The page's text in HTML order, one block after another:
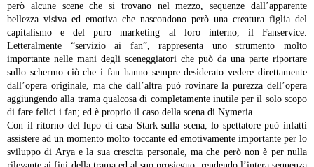
però alcune scene che si trovano nel mezzo, sequenze dall’apparente
bellezza visiva ed emotiva che nascondono però una creatura figlia del
capitalismo e del puro marketing al loro interno, il Fanservice.
Letteralmente “servizio ai fan”, rappresenta uno strumento molto
importante nelle mani degli sceneggiatori che può da una parte riportare
sullo schermo ciò che i fan hanno sempre desiderato vedere direttamente
dall’opera originale, ma che dall’altra può rovinare la purezza dell’opera
aggiungendo alla trama qualcosa di completamente inutile per il solo scopo
di fare felici i fan; ed è proprio il caso della scena di Nymeria.
Con il ritorno del lupo di casa Stark sulla scena, lo spettatore può infatti
assistere ad un momento molto toccante ed emotivamente importante per lo
sviluppo di Arya e la sua crescita personale, ma che però non è per nulla